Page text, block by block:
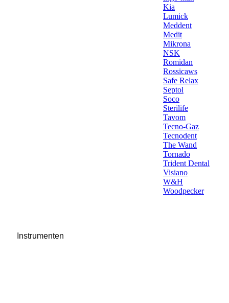
Kia
Lumick
Meddent
Medit
Mikrona
NSK
Romidan
Rossicaws
Safe Relax
Septol
Soco
Sterilife
Tavom
Tecno-Gaz
Tecnodent
The Wand
Tornado
Trident Dental
Visiano
W&H
Woodpecker
Instrumenten